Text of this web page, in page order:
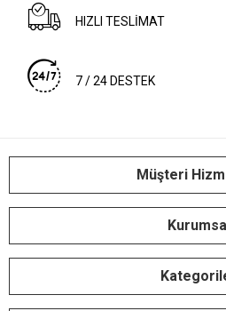
HIZLI TESLİMAT
7 / 24 DESTEK
Müşteri